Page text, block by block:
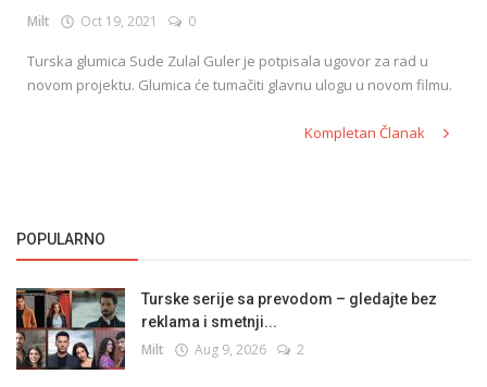
English
Milt Oct 19, 2021 0
Turska glumica Sude Zulal Guler je potpisala ugovor za rad u
novom projektu. Glumica će tumačiti glavnu ulogu u novom filmu.
Kompletan Članak
POPULARNO
Turske serije sa prevodom – gledajte bez
reklama i smetnji...
Milt Aug 9, 2026 2